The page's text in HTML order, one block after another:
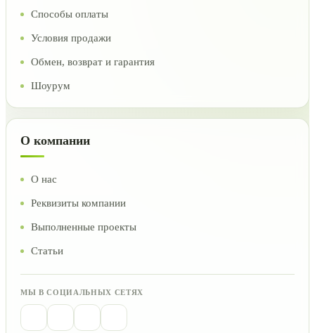
Способы оплаты
Условия продажи
Обмен, возврат и гарантия
Шоурум
О компании
О нас
Реквизиты компании
Выполненные проекты
Статьи
МЫ В СОЦИАЛЬНЫХ СЕТЯХ